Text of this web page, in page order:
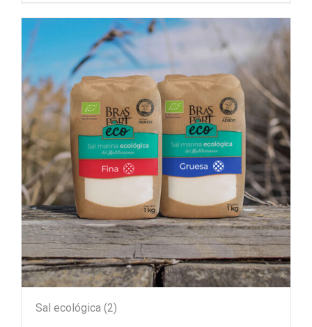
Sal ecológica (2)